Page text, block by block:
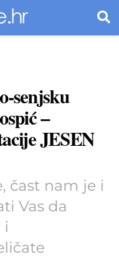
senjsku
–
JESEN
čast nam je i
Vas da
i